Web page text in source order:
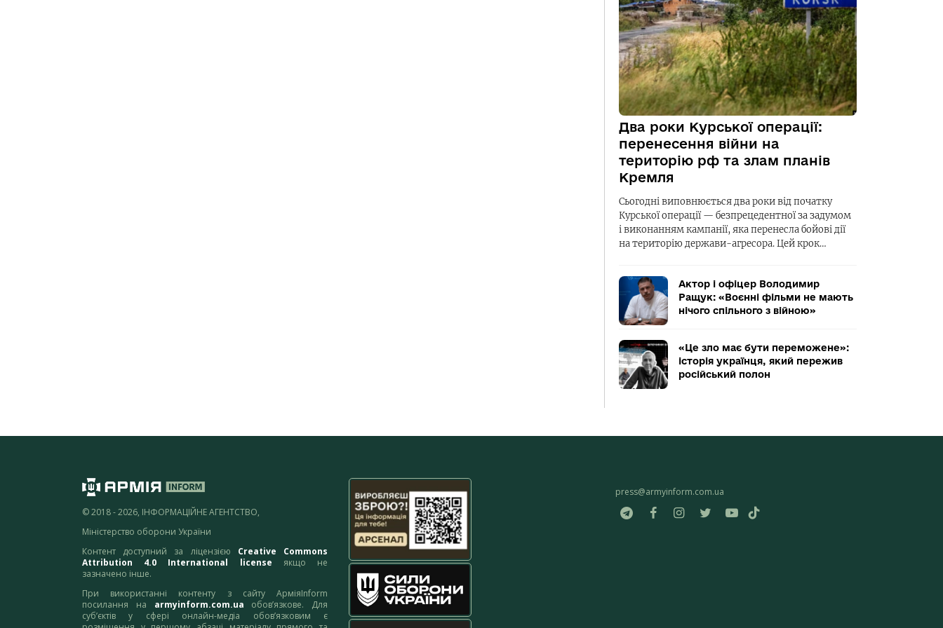
Два роки Курської операції:
перенесення війни на
територію рф та злам планів
Кремля
Сьогодні виповнюється два роки від початку
Курської операції — безпрецедентної за задумом
і виконанням кампанії, яка перенесла бойові дії
на територію держави-агресора. Цей крок…
Актор і офіцер Володимир
Ращук: «Воєнні фільми не мають
нічого спільного з війною»
«Це зло має бути переможене»:
історія українця, який пережив
російський полон
© 2018 - 2026, ІНФОРМАЦІЙНЕ АГЕНТСТВО,
Міністерство оборони України
Контент доступний за ліцензією Creative Commons
Attribution 4.0 International license якщо не
зазначено інше.
При використанні контенту з сайту АрміяInform
посилання на armyinform.com.ua обов’язкове. Для
суб’єктів у сфері онлайн-медіа обов’язковим є
press@armyinform.com.ua